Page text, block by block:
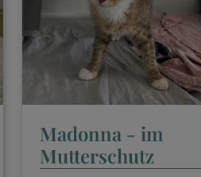
Madonna - im
Mutterschutz